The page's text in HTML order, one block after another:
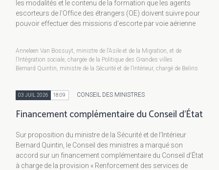
les modalités et le contenu de la formation que les agents
escorteurs de l'Office des étrangers (OE) doivent suivre pour
pouvoir effectuer des missions d'escorte par voie aérienne
Anneleen Van Bossuyt, ministre de l’Asile et de la Migration, et de
l’Intégration sociale, chargée de la Politique des Grandes villes
Bernard Quintin, ministre de la Sécurité et de l’Intérieur, chargé de Beliris
03 JUIL 2026 18:09 CONSEIL DES MINISTRES
Financement complémentaire du Conseil d’État
Sur proposition du ministre de la Sécurité et de l'Intérieur
Bernard Quintin, le Conseil des ministres a marqué son
accord sur un financement complémentaire du Conseil d’État
à charge de la provision « Renforcement des services de